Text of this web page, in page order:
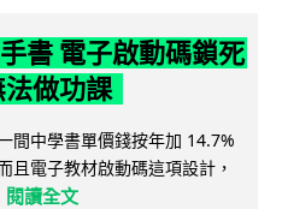
書 電子啟動碼鎖死
做功課
間中學書單價錢按年加 14.7%
且電子教材啟動碼這項設計，
閱讀全文